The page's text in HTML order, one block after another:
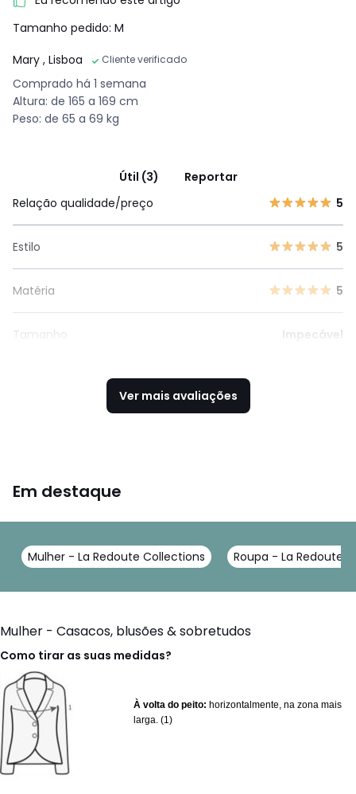
Tamanho pedido: M
Mary , Lisboa Cliente verificado
Comprado há 1 semana
Altura: de 165 a 169 cm
Peso: de 65 a 69 kg
Útil (3)
Reportar
Relação qualidade/preço
5
Estilo 5
Matéria 5
Tamanho Impecável
Ver mais avaliações
Em destaque
Mulher - La Redoute Collections Roupa - La Redoute
Mulher - Casacos, blusões & sobretudos
Como tirar as suas medidas?
À volta do peito: horizontalmente, na zona mais
larga. (1)